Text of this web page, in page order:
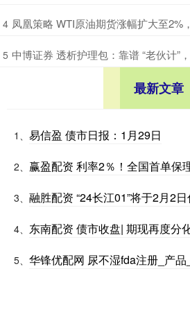
4 凤凰策略 WTI原油期货涨幅扩大至2%
5 中博证券 透析护理包：靠谱 “老伙计”
最新文章
1、 易信盈 债市日报：1月29日
2、 赢盈配资 利率2％！全国首单保
3、 融胜配资 “24长江01”将于2月2
4、 东南配资 债市收盘| 期现再度分
5、 华锋优配网 尿不湿fda注册_产